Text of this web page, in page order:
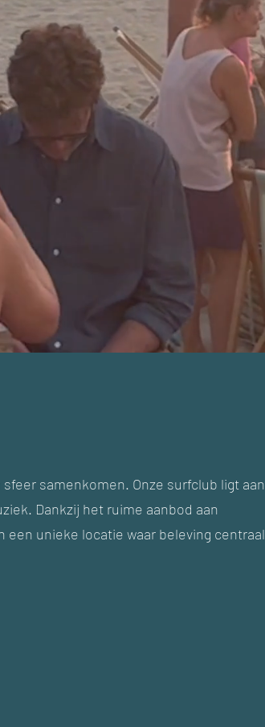
samenkomen. Onze surfclub ligt aan
Dankzij het ruime aanbod aan
unieke locatie waar beleving centraal